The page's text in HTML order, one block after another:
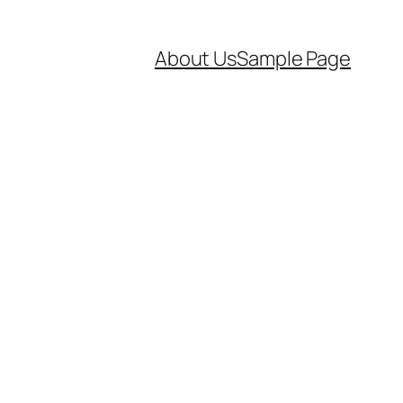
About UsSample Page